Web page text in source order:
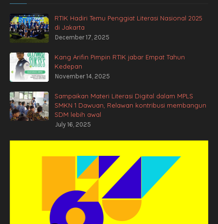
RTIK Hadiri Temu Penggiat Literasi Nasional 2025
di Jakarta
December 17, 2025
Kang Arifin Pimpin RTIK jabar Empat Tahun
Kedepan
November 14, 2025
Sampaikan Materi Literasi Digital dalam MPLS
SMKN 1 Dawuan, Relawan kontribusi membangun
SDM lebih awal
July 16, 2025